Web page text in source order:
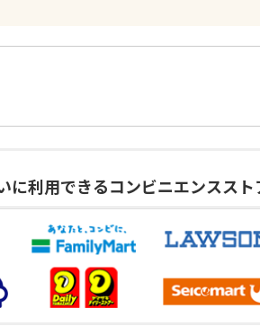
に利用できるコンビニエンススト